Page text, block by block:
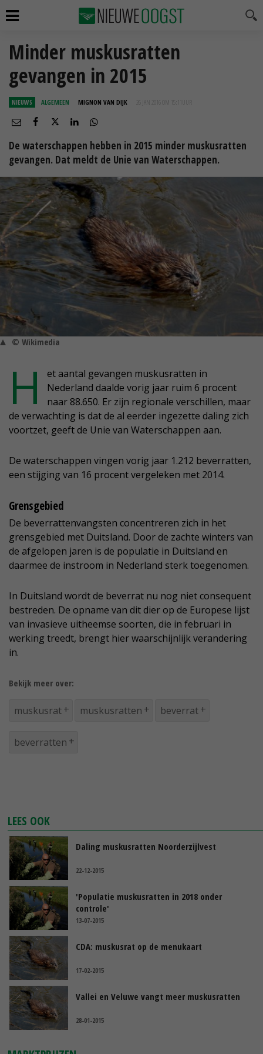
Minder muskusratten
gevangen in 2015
NIEUWS ALGEMEEN MIGNON VAN DIJK 26 JAN 2016 OM 15:11
De waterschappen hebben in 2015 minder muskusratten
gevangen. Dat meldt de Unie van Waterschappen.
© Wikimedia
H
et aantal gevangen muskusratten in
Nederland daalde vorig jaar ruim 6 procent
naar 88.650. Er zijn regionale verschillen, maar
de verwachting is dat de al eerder ingezette daling zich
voortzet, geeft de Unie van Waterschappen aan.
De waterschappen vingen vorig jaar 1.212 beverratten,
een stijging van 16 procent vergeleken met 2014.
Grensgebied
De beverrattenvangsten concentreren zich in het
grensgebied met Duitsland. Door de zachte winters van
de afgelopen jaren is de populatie in Duitsland en
daarmee de instroom in Nederland sterk toegenomen.
In Duitsland wordt de beverrat nu nog niet consequent
bestreden. De opname van dit dier op de Europese lijst
van invasieve uitheemse soorten, die in februari in
werking treedt, brengt hier waarschijnlijk verandering
in.
Bekijk meer over:
muskusrat muskusratten beverrat
beverratten
LEES OOK
Daling muskusratten Noorderzijlvest
22-12-2015
'Populatie muskusratten in 2018 onder
controle'
13-07-2015
CDA: muskusrat op de menukaart
17-02-2015
Vallei en Veluwe vangt meer muskusratten
28-01-2015